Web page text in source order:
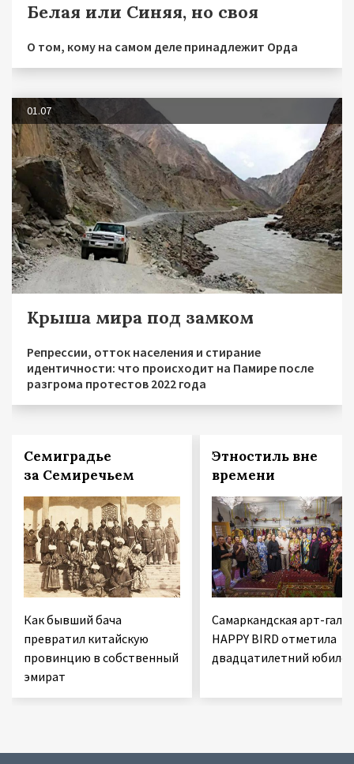
Белая или Синяя, но своя
О том, кому на самом деле принадлежит Орда
01.07
Крыша мира под замком
Репрессии, отток населения и стирание
идентичности: что происходит на Памире после
разгрома протестов 2022 года
Семиградье
за Семиречьем
Как бывший бача
превратил китайскую
провинцию в собственный
эмират
Этностиль вне
времени
Самаркандская арт-
HAPPY BIRD отметила
двадцатилетний юбилей